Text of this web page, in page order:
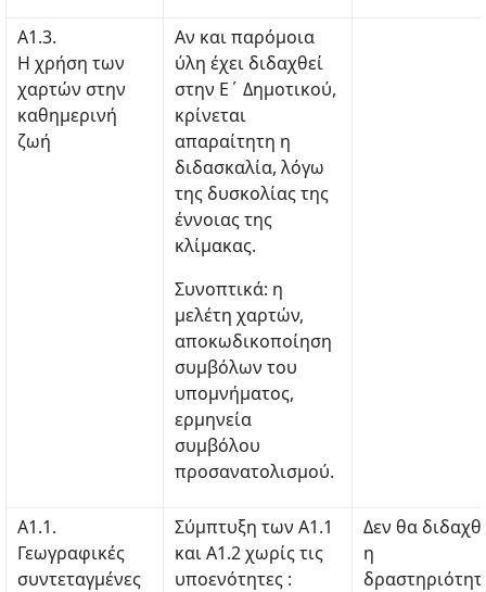
Α1.3.
Η χρήση των
χαρτών στην
καθημερινή
ζωή
Αν και παρόμοια
ύλη έχει διδαχθεί
στην Ε΄ Δημοτικού,
κρίνεται
απαραίτητη η
διδασκαλία, λόγω
της δυσκολίας της
έννοιας της
κλίμακας.
Συνοπτικά: η
μελέτη χαρτών,
αποκωδικοποίηση
συμβόλων του
υπομνήματος,
ερμηνεία
συμβόλου
προσανατολισμού.
Α1.1.
Γεωγραφικές
συντεταγμένες
Σύμπτυξη των Α1.1
και Α1.2 χωρίς τις
υποενότητες :
Δεν θα
η